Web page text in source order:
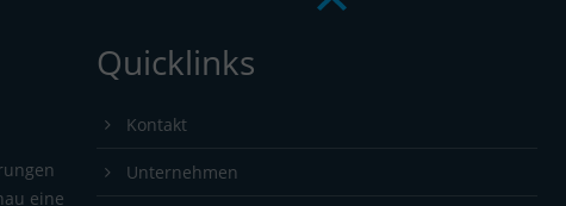
eine
Quicklinks
Kontakt
Unternehmen